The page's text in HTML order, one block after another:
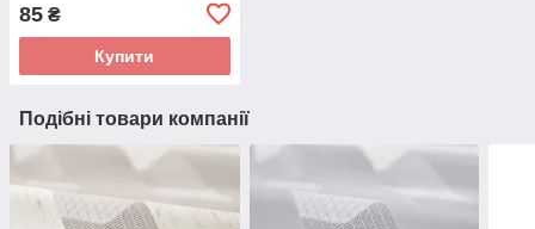
85 ₴
Купити
Подібні товари компанії